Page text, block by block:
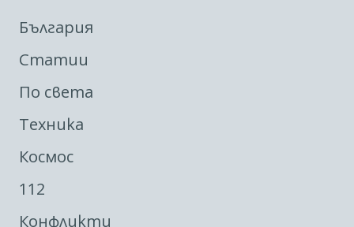
България
Статии
По света
Техника
Космос
112
Конфликти